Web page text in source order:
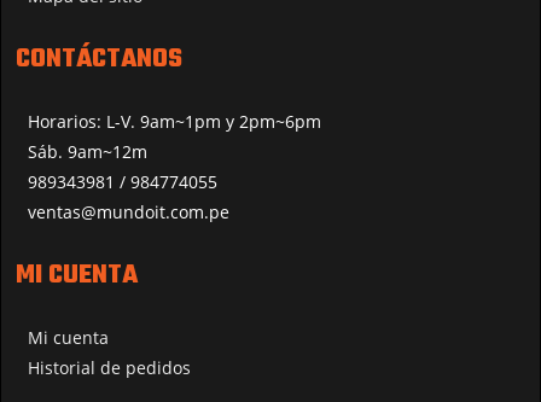
CONTÁCTANOS
Horarios: L-V. 9am~1pm y 2pm~6pm
Sáb. 9am~12m
989343981 / 984774055
ventas@mundoit.com.pe
MI CUENTA
Mi cuenta
Historial de pedidos